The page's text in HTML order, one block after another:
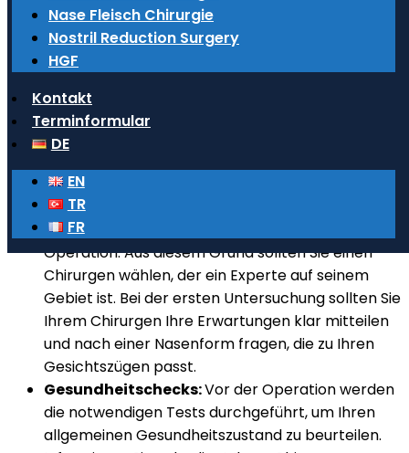
Nase Fleisch Chirurgie
Nostril Reduction Surgery
HGF
Kontakt
Terminformular
DE
EN
TR
FR
Dinge, die Sie vor einer Nasenkorrektur
beachten sollten
Es ist wichtig, sich auf die Operation vorzubereiten,
indem Sie Ihren Chirurgen vor der Nasenkorrektur
ausführlich konsultieren. Sie können vor der
Nasenkorrektur die folgenden Schritte ausführen.
Auswahl des richtigen Chirurgen und
Untersuchung:
spielt eine große Rolle für den Erfolg der
Operation. Aus diesem Grund sollten Sie einen
Chirurgen wählen, der ein Experte auf seinem
Gebiet ist. Bei der ersten Untersuchung sollten Sie
Ihrem Chirurgen Ihre Erwartungen klar mitteilen
und nach einer Nasenform fragen, die zu Ihren
Gesichtszügen passt.
Gesundheitschecks:Vor der Operation werden
die notwendigen Tests durchgeführt, um Ihren
allgemeinen Gesundheitszustand zu beurteilen.